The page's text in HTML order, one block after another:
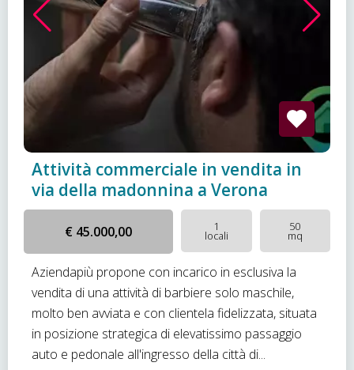
Attività commerciale in vendita in
via della madonnina a Verona
€ 45.000,00 1
locali
50
mq
Aziendapiù propone con incarico in esclusiva la
vendita di una attività di barbiere solo maschile,
molto ben avviata e con clientela fidelizzata, situata
in posizione strategica di elevatissimo passaggio
auto e pedonale all'ingresso della città di...